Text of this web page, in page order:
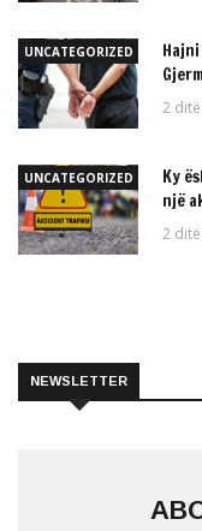
UNCATEGORIZED
2
UNCATEGORIZED
Ky
një
2
NEWSLETTER